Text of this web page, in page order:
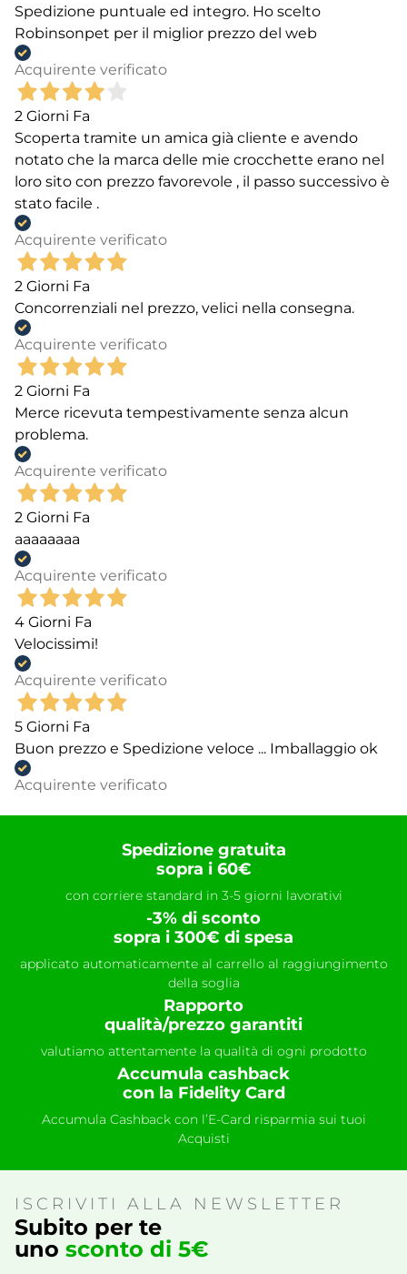
Spedizione puntuale ed integro. Ho scelto
Robinsonpet per il miglior prezzo del web
Acquirente verificato
2 Giorni Fa
Scoperta tramite un amica già cliente e avendo
notato che la marca delle mie crocchette erano nel
loro sito con prezzo favorevole , il passo successivo è
stato facile .
Acquirente verificato
2 Giorni Fa
Concorrenziali nel prezzo, velici nella consegna.
Acquirente verificato
2 Giorni Fa
Merce ricevuta tempestivamente senza alcun
problema.
Acquirente verificato
2 Giorni Fa
aaaaaaaa
Acquirente verificato
4 Giorni Fa
Velocissimi!
Acquirente verificato
5 Giorni Fa
Buon prezzo e Spedizione veloce ... Imballaggio ok
Acquirente verificato
Spedizione gratuita
sopra i 60€
con corriere standard in 3-5 giorni lavorativi
-3% di sconto
sopra i 300€ di spesa
applicato automaticamente al carrello al raggiungimento
della soglia
Rapporto
qualità/prezzo garantiti
valutiamo attentamente la qualità di ogni prodotto
Accumula cashback
con la Fidelity Card
Accumula Cashback con l’E-Card risparmia sui tuoi
Acquisti
ISCRIVITI ALLA NEWSLETTER
Subito per te
uno sconto di 5€